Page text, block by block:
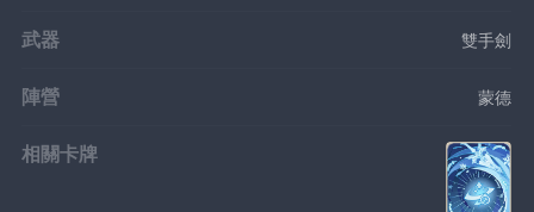
武器 雙手劍
陣營 蒙德
相關卡牌